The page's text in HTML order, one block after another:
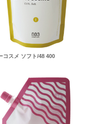
コスメ ソフト/48 400